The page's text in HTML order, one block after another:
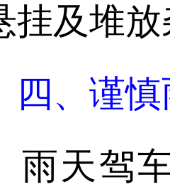
挂及堆
四、谨
驾车